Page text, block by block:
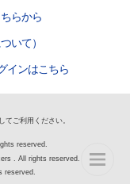
らから
いて）
インはこちら
ご利用ください。
reserved.
. All rights reserved.